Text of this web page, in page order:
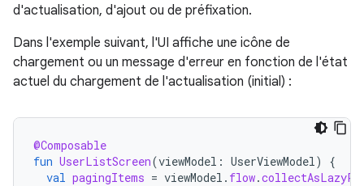
d'actualisation, d'ajout ou de préfixation.
Dans l'exemple suivant, l'UI affiche une icône de
chargement ou un message d'erreur en fonction de l'état
actuel du chargement de l'actualisation (initial) :
@Composable
fun UserListScreen(viewModel : UserViewModel)
{
val pagingItems = viewModel . flow.